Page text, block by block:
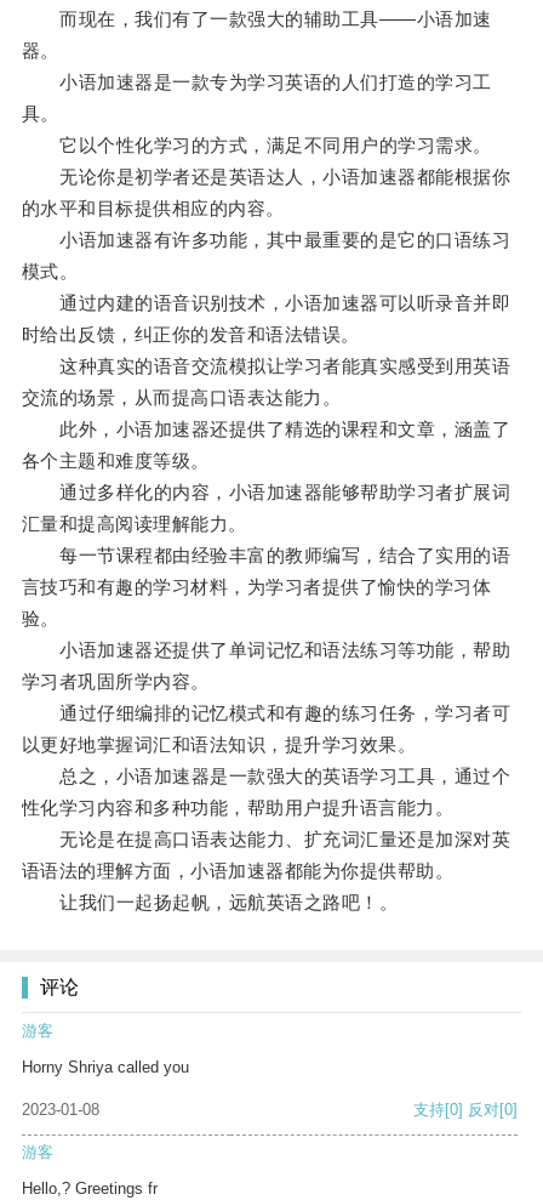
而现在，我们有了一款强大的辅助工具——小语加速
器。
小语加速器是一款专为学习英语的人们打造的学习工
具。
它以个性化学习的方式，满足不同用户的学习需求。
无论你是初学者还是英语达人，小语加速器都能根据你
的水平和目标提供相应的内容。
小语加速器有许多功能，其中最重要的是它的口语练习
模式。
通过内建的语音识别技术，小语加速器可以听录音并即
时给出反馈，纠正你的发音和语法错误。
这种真实的语音交流模拟让学习者能真实感受到用英语
交流的场景，从而提高口语表达能力。
此外，小语加速器还提供了精选的课程和文章，涵盖了
各个主题和难度等级。
通过多样化的内容，小语加速器能够帮助学习者扩展词
汇量和提高阅读理解能力。
每一节课程都由经验丰富的教师编写，结合了实用的语
言技巧和有趣的学习材料，为学习者提供了愉快的学习体
验。
小语加速器还提供了单词记忆和语法练习等功能，帮助
学习者巩固所学内容。
通过仔细编排的记忆模式和有趣的练习任务，学习者可
以更好地掌握词汇和语法知识，提升学习效果。
总之，小语加速器是一款强大的英语学习工具，通过个
性化学习内容和多种功能，帮助用户提升语言能力。
无论是在提高口语表达能力、扩充词汇量还是加深对英
语语法的理解方面，小语加速器都能为你提供帮助。
让我们一起扬起帆，远航英语之路吧！。
评论
游客
Horny Shriya called you
2023-01-08 支持[0] 反对[0]
游客
Hello,? Greetings fr